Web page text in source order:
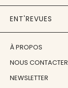
ENT'REVUES
À PROPOS
NOUS CONTACTER
NEWSLETTER